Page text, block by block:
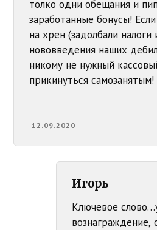
толко одни обещания и
заработанные бонусы! Если только закрытся
на хрен (задолбали налоги
нововведения наших
никому не нужный
прикинуться самозанятым!
12.09.2020
Игорь
Ключевое
вознаграждение, стимуляция-нет!!!